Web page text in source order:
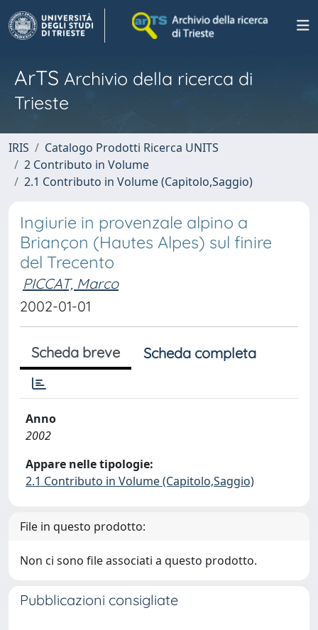
ArTS Archivio della ricerca di
Trieste
IRIS
Catalogo Prodotti Ricerca UNITS
2 Contributo in Volume
2.1 Contributo in Volume (Capitolo,Saggio)
Ingiurie in provenzale alpino a
Briançon (Hautes Alpes) sul finire
del Trecento
PICCAT, Marco
2002-01-01
Scheda breve Scheda completa
Anno
2002
Appare nelle tipologie:
2.1 Contributo in Volume (Capitolo,Saggio)
File in questo prodotto:
Non ci sono file associati a questo prodotto.
Pubblicazioni consigliate